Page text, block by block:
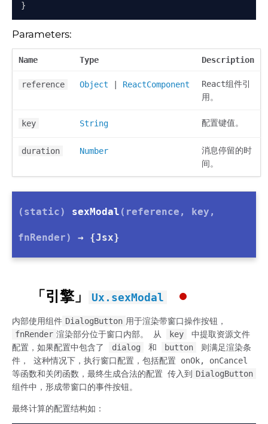
}
Parameters:
Name Type Description
reference Object ReactComponent
React组件引
用。
key String 配置键值。
duration Number
消息停留的时
间。
(static) sexModal (reference, key,
fnRender) → {Jsx}
「引擎」 Ux.sexModal
内部使用组件 DialogButton 用于渲染带窗口操作按钮，
fnRender 渲染部分位于窗口内部。 从 key
中提取资源文件
配置，如果配置中包含了
dialog 和 button
则满足渲染条
件， 这种情况下，执行窗口配置，包括配置 onOk, onCancel
等函数和关闭函数，最终生成合法的配置 传入到
DialogButton
组件中，形成带窗口的事件按钮。
最终计算的配置结构如：